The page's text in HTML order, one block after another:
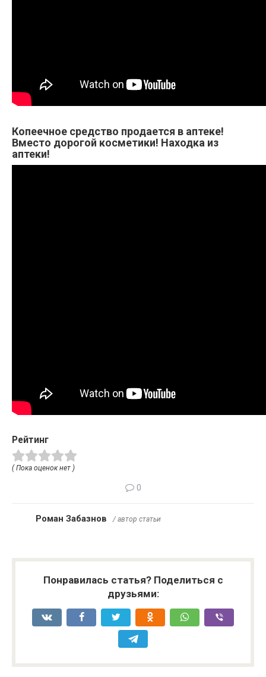
Копеечное средство продается в аптеке!
Вместо дорогой косметики! Находка из
аптеки!
Рейтинг
( Пока оценок нет )
0
Роман Забазнов / автор статьи
Понравилась статья? Поделиться с
друзьями: